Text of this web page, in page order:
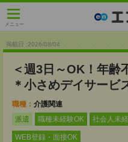
メニュー
掲載日 :2026/08/04
＜週3日～OK！年齢
＊小さめデイサービ
職種： 介護関連
派遣
職種未経験OK 社会人未
WEB登録・面接OK